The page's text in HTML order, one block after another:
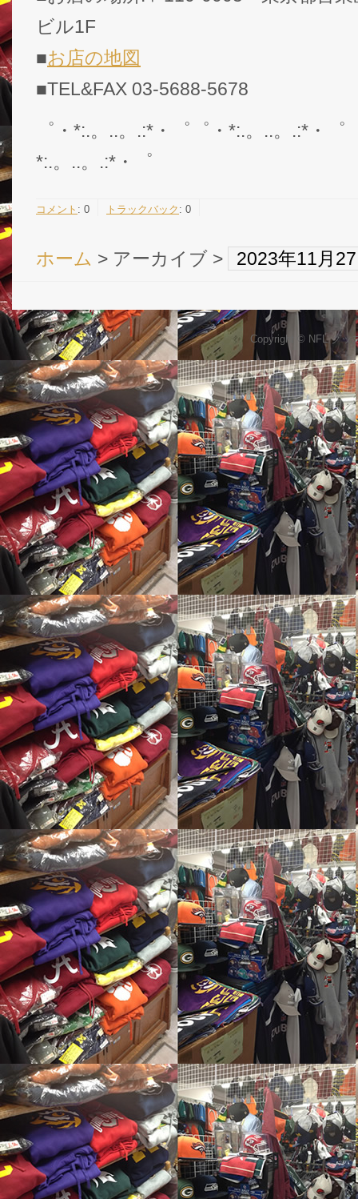
ビル1F
■お店の地図
■TEL&FAX 03-5688-5678
゜・*:.。..。.:*・゜゜・*:.。..。.:*・
*:.。..。.:*・゜
コメント : 0 トラックバック : 0
ホーム > アーカイブ > 2023年11月
Copyright © NFL グッ